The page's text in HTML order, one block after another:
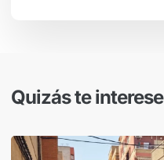
Quizás te interese